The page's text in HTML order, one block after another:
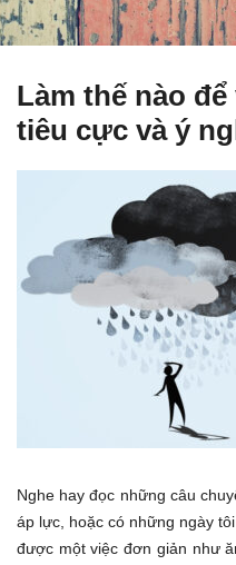
Làm thế nào
tiêu cực và ý
Nghe hay đọc những câu
áp lực, hoặc có những ngày
được một việc đơn giản như